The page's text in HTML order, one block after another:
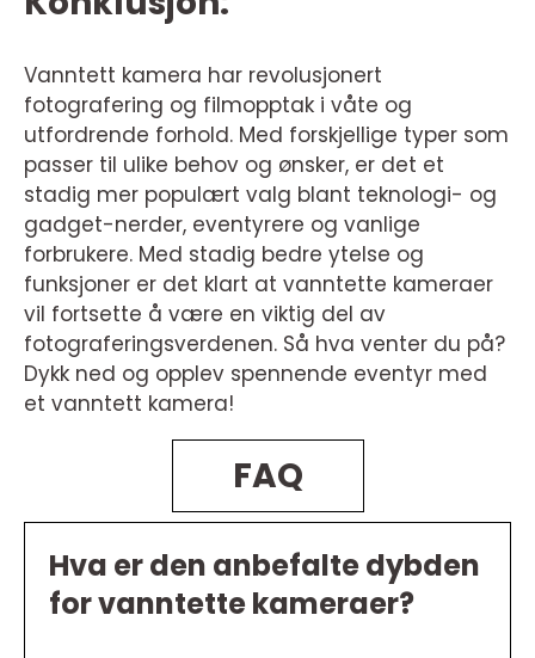
Vanntett kamera har revolusjonert
fotografering og filmopptak i våte og
utfordrende forhold. Med forskjellige typer som
passer til ulike behov og ønsker, er det et
stadig mer populært valg blant teknologi- og
gadget-nerder, eventyrere og vanlige
forbrukere. Med stadig bedre ytelse og
funksjoner er det klart at vanntette kameraer
vil fortsette å være en viktig del av
fotograferingsverdenen. Så hva venter du på?
Dykk ned og opplev spennende eventyr med
et vanntett kamera!
FAQ
Hva er den anbefalte dybden
for vanntette kameraer?